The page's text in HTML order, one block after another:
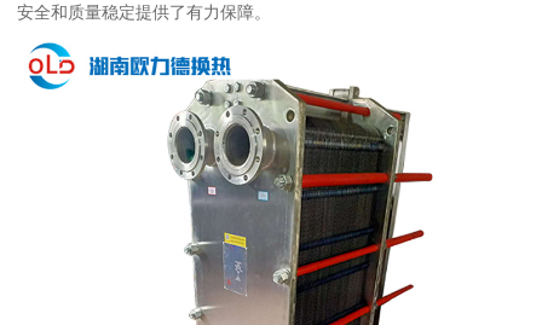
安全和质量稳定提供了有力保障。